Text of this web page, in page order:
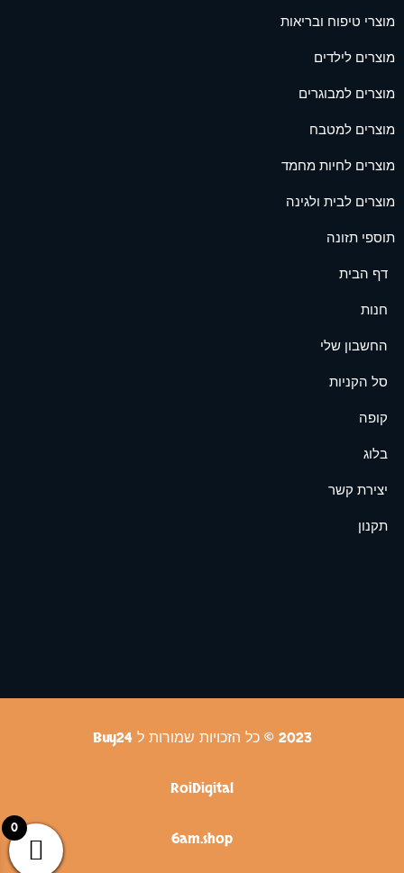
מוצרי טיפוח ובריאות
מוצרים לילדים
מוצרים למבוגרים
מוצרים למטבח
מוצרים לחיות מחמד
מוצרים לבית ולגינה
תוספי תזונה
דף הבית
חנות
החשבון שלי
סל הקניות
קופה
בלוג
יצירת קשר
תקנון
2023 © כל הזכויות שמורות ל Buy24
RoiDigital
6am.shop
0